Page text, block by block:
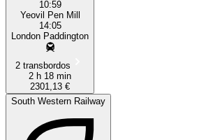
10:59
Yeovil Pen Mill
14:05
London Paddington
2 transbordos
2 h 18 min
2301,13 €
South Western Railway